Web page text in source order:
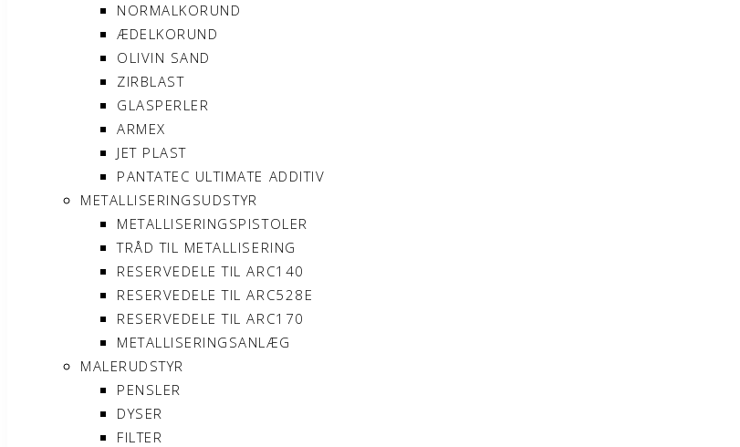
NORMALKORUND
ÆDELKORUND
OLIVIN SAND
ZIRBLAST
GLASPERLER
ARMEX
JET PLAST
PANTATEC ULTIMATE ADDITIV
METALLISERINGSUDSTYR
METALLISERINGSPISTOLER
TRÅD TIL METALLISERING
RESERVEDELE TIL ARC140
RESERVEDELE TIL ARC528E
RESERVEDELE TIL ARC170
METALLISERINGSANLÆG
MALERUDSTYR
PENSLER
DYSER
FILTER